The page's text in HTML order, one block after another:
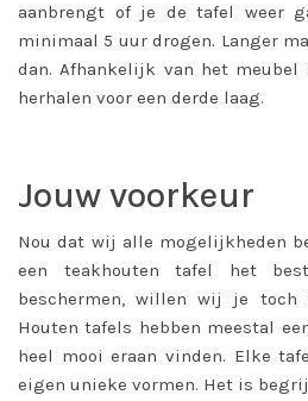
aanbrengt of je de tafel weer
minimaal 5 uur drogen. Langer
dan. Afhankelijk van het
herhalen voor een derde laag.
Jouw voorkeur
Nou dat wij alle mogelijkheden
een teakhouten tafel het
beschermen, willen wij je toch
Houten tafels hebben meestal
heel mooi eraan vinden. Elke
eigen unieke vormen. Het is